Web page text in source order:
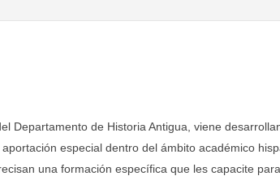
Departamento de Historia Antigua, viene
especial dentro del ámbito académico
una formación específica que les capacite